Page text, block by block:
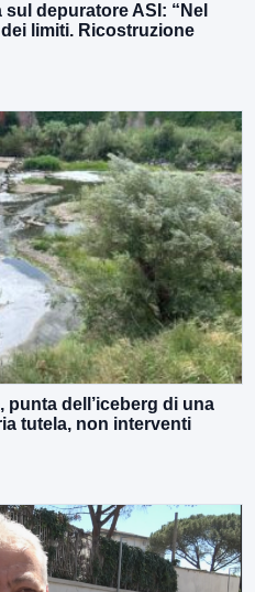
depuratore ASI: “Nel
limiti. Ricostruzione
punta dell’iceberg di una
tutela, non interventi